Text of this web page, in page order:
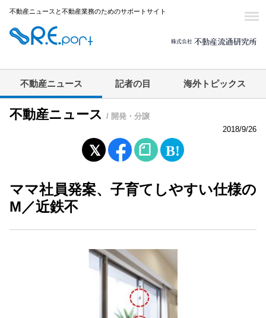
不動産ニュースと不動産業務のためのサポートサイト
不動産ニュース 記者の目 海外トピックス
不動産ニュース / 開発・分譲
2018/9/26
ママ社員発案、子育てしやすい仕様の
M／近鉄不